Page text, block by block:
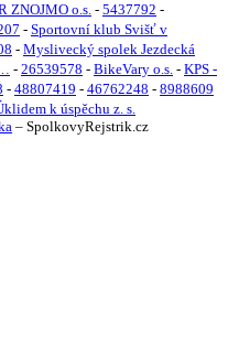
ZNOJMO o.s. - 5437792 -
- Sportovní klub Svišť v
- Myslivecký spolek Jezdecká
- 26539578 - BikeVary o.s. - KPS -
- 48807419 - 46762248 - 8988609
k úspěchu z. s.
– SpolkovyRejstrik.cz